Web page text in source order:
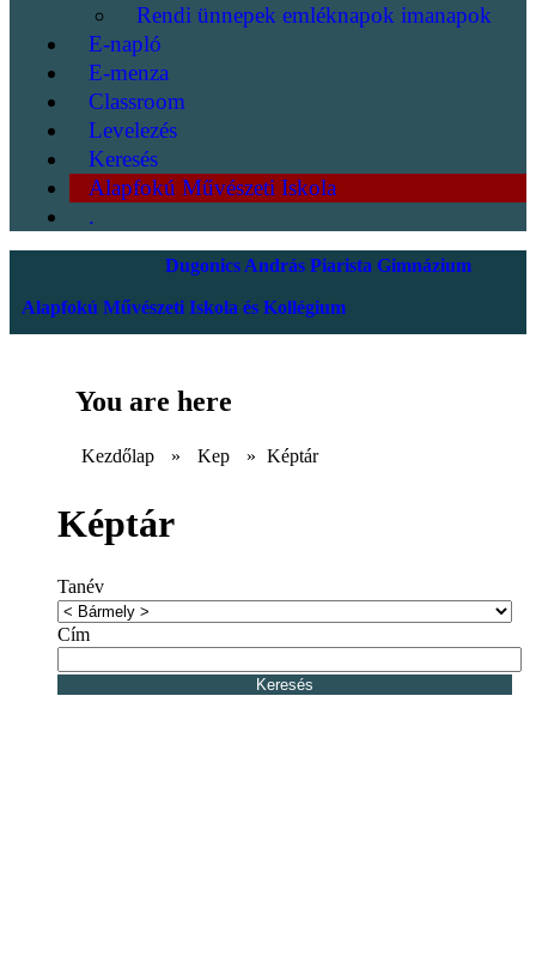
Rendi ünnepek emléknapok imanapok
E-napló
E-menza
Classroom
Levelezés
Keresés
Alapfokú Művészeti Iskola
.
Dugonics András Piarista Gimnázium
Alapfokú Művészeti Iskola és Kollégium
You are here
Kezdőlap » Kep » Képtár
Képtár
Tanév
Cím